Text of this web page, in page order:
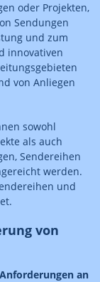
oder Projekten,
Sendungen
und zum
innovativen
von Anliegen
sowohl
als auch
Sendereihen
werden.
und
von
an